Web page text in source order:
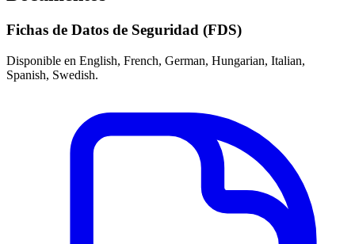
Fichas de Datos de Seguridad (FDS)
Disponible en English, French, German, Hungarian, Italian,
Spanish, Swedish.